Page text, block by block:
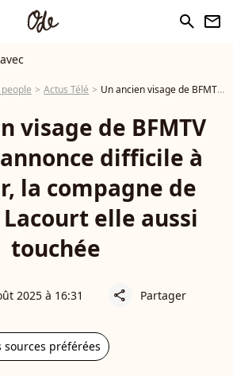
search newsletter
Actus Télé Un ancien visage de BFMTV fait une annonce difficile à accepter, la compagne de Camille Lacourt elle aussi touchée
visage de BFMTV
difficile à
la compagne de
elle aussi
touchée
2025 à 16:31 share Partager
sources préférées